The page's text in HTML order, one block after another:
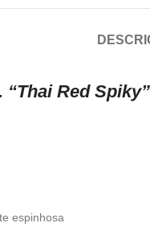
Red Spiky”
espinhosa